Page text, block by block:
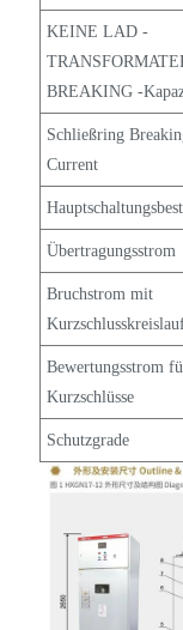
KEINE LAD -
BREAKING -
Schließring
Current
Übertragungsstrom
Bruchstrom mit
Bewertungsstrom
Kurzschlüsse
Schutzgrade